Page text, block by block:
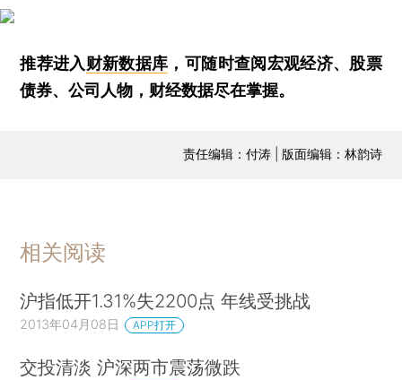
推荐进入财新数据库 ，可随时查阅宏观经济、股票
债券、公司人物，财经数据尽在掌握。
责任编辑：付涛 | 版面编辑：林韵诗
相关阅读
沪指低开1.31%失2200点 年线受挑战
2013年04月08日 APP打开
交投清淡 沪深两市震荡微跌